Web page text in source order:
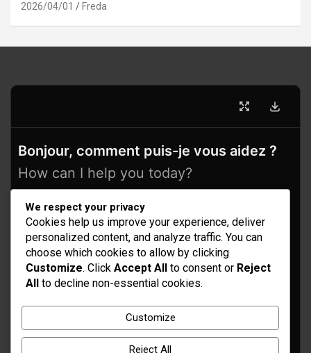
2026/04/01 Freda
Bonjour, comment puis-je vous aidez ?
How can I help you today?
Idées d’aménagement et déco
We respect your privacy
Cookies help us improve your experience, deliver
personalized content, and analyze traffic. You can
choose which cookies to allow by clicking
Customize. Click Accept All to consent or Reject
All to decline non-essential cookies.
Customize
Reject All